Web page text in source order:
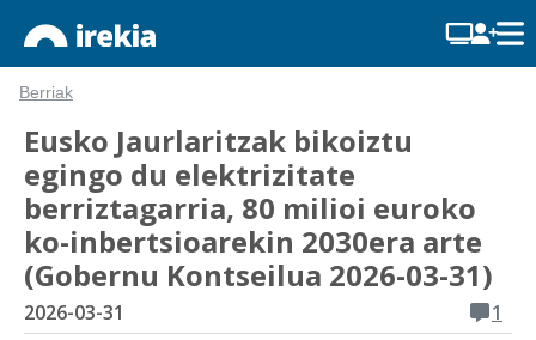
Berriak
Eusko Jaurlaritzak bikoiztu
egingo du elektrizitate
berriztagarria, 80 milioi euroko
ko-inbertsioarekin 2030era arte
(Gobernu Kontseilua 2026-03-31)
2026-03-31
1